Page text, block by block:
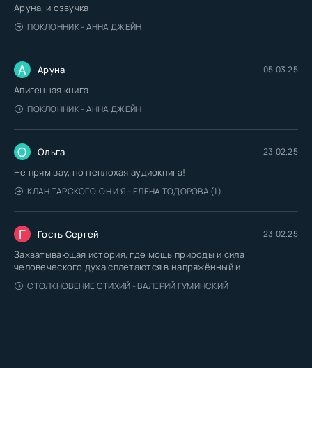
Аруна, и озвучка
ПОКЛОННИК - АННА ДЖЕЙН
А Аруна 05.03.25
Апигенная книга
ПОКЛОННИК - АННА ДЖЕЙН
О Ольга 23.02.25
Не прям вау, но неплохая аудиокнига!
КЛАН ТАРСКОГО. ОН И Я - ЕЛЕНА ТОДОРОВА (1)
Г Гость Сергей 23.02.25
Захватывающая история, где мощь природы и сила
человеческого духа сплетаются в напряжённый и
СТОЛКНОВЕНИЕ СТИХИЙ - ВАЛЕРИЙ ГУМИНСКИЙ